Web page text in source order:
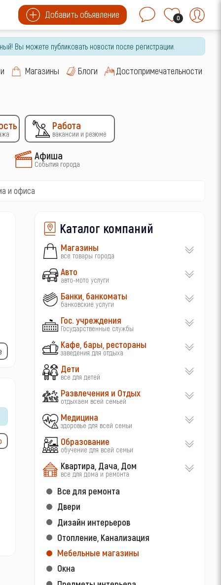
Добавить объявление 0
Вы можете публиковать новости после регистрации.
Магазины Блоги Достопримечательности
Работа
вакансии и резюме
Афиша
События города
и офиса
Каталог компаний
Магазины
все товары города
Авто
авто-мото услуги
Банки, банкоматы
банковские услуги
Гос. учреждения
Государственные службы
Кафе, бары, рестораны
заведения для отдыха
Дети
все для детей
Развлечения и Отдых
отдыхаем всей семьей
Медицина
здоровье для всей семьи
Образование
обучение для всей семьи
Квартира, Дача, Дом
все для дома и ремонта
Все для ремонта
Двери
Дизайн интерьеров
Отопление, Канализация
Мебельные магазины
Окна